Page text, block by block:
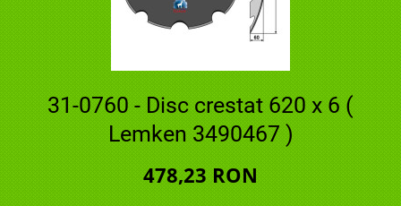
31-0760 - Disc crestat 620 x 6 (
Lemken 3490467 )
478,23 RON